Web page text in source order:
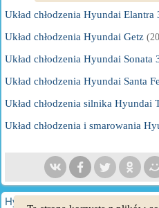
Układ chłodzenia Hyundai Elantra
Układ chłodzenia Hyundai Getz
Układ chłodzenia Hyundai Sonata
Układ chłodzenia Hyundai Santa
Układ chłodzenia silnika Hyundai
Układ chłodzenia i smarowania
HyundaiBook.ru © 2018-2026